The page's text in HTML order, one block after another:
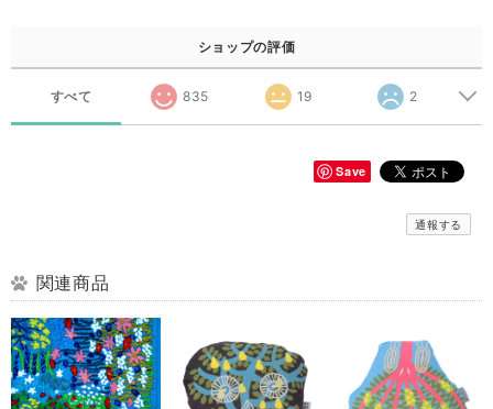
ショップの評価
すべて 835 19 2
Save
通報する
関連商品